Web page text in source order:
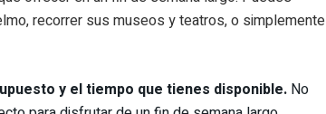
recorrer sus museos y teatros, o simplemente
y el tiempo que tienes disponible. No